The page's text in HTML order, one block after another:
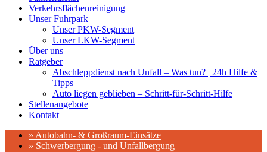
Verkehrsflächenreinigung
Unser Fuhrpark
Unser PKW-Segment
Unser LKW-Segment
Über uns
Ratgeber
Abschleppdienst nach Unfall – Was tun? | 24h Hilfe &
Tipps
Auto liegen geblieben – Schritt-für-Schritt-Hilfe
Stellenangebote
Kontakt
» Autobahn- & Großraum-Einsätze
» Schwerbergung - und Unfallbergung